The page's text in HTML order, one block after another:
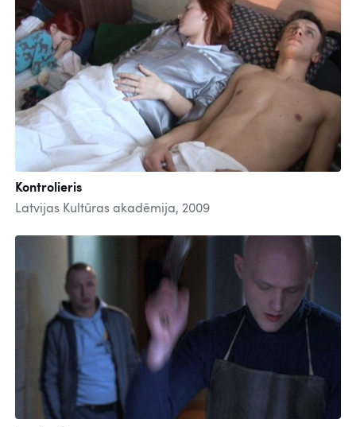
Kontrolieris
Latvijas Kultūras akadēmija, 2009